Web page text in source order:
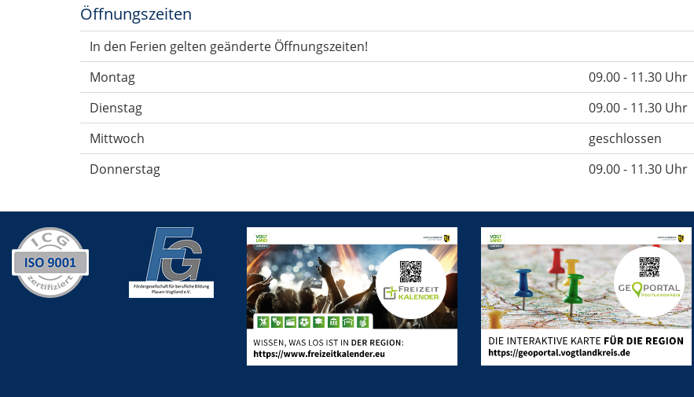
Öffnungszeiten
In den Ferien gelten geänderte Öffnungszeiten!
Montag
09.00 - 11.30 Uhr
Dienstag
09.00 - 11.30 Uhr
Mittwoch
geschlossen
Donnerstag
09.00 - 11.30 Uhr